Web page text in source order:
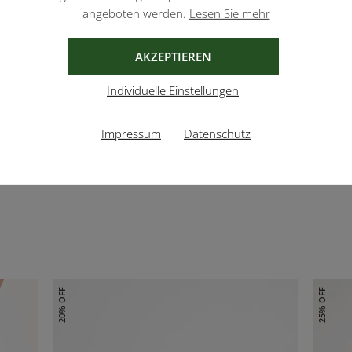
20% OFF 25% OFF
angeboten werden. Lesen Sie mehr
AKZEPTIEREN
Individuelle Einstellungen
Impressum Datenschutz